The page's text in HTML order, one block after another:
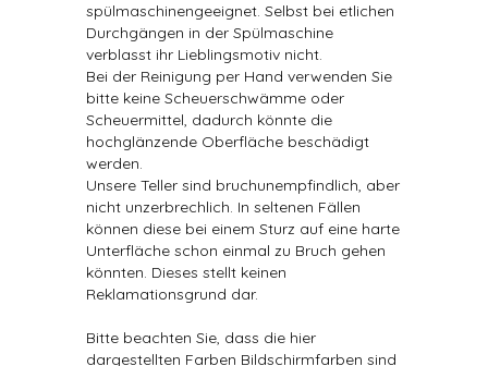
spülmaschinengeeignet. Selbst bei etlichen
Durchgängen in der Spülmaschine
verblasst ihr Lieblingsmotiv nicht.
Bei der Reinigung per Hand verwenden Sie
bitte keine Scheuerschwämme oder
Scheuermittel, dadurch könnte die
hochglänzende Oberfläche beschädigt
werden.
Unsere Teller sind bruchunempfindlich, aber
nicht unzerbrechlich. In seltenen Fällen
können diese bei einem Sturz auf eine harte
Unterfläche schon einmal zu Bruch gehen
könnten. Dieses stellt keinen
Reklamationsgrund dar.
Bitte beachten Sie, dass die hier
dargestellten Farben Bildschirmfarben sind